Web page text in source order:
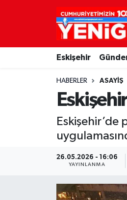
Eskişehir
HABERLER ASAYIŞ
26.05.2026 - 16:06
YAYINLANMA
Nöbetçi Eczaneler
Hava Durumu
Tüm Manşetler
Son Dakika Haberleri